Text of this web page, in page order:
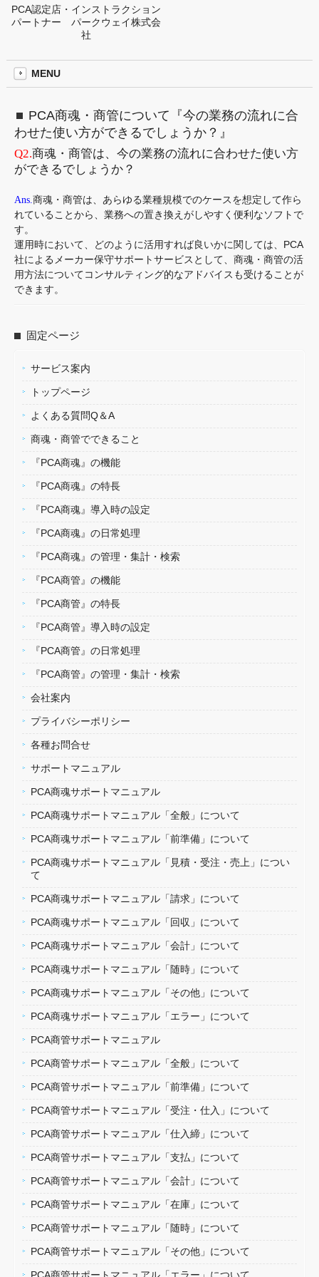
PCA認定店・インストラクション
パートナー パークウェイ株式会
社
MENU
PCA商魂・商管について『今の業務の流れに合
わせた使い方ができるでしょうか？』
Q2.商魂・商管は、今の業務の流れに合わせた使い方
ができるでしょうか？
Ans.商魂・商管は、あらゆる業種規模でのケースを想定して作ら
れていることから、業務への置き換えがしやすく便利なソフトで
す。
運用時において、どのように活用すれば良いかに関しては、PCA
社によるメーカー保守サポートサービスとして、商魂・商管の活
用方法についてコンサルティング的なアドバイスも受けることが
できます。
固定ページ
サービス案内
トップページ
よくある質問Q＆A
商魂・商管でできること
『PCA商魂』の機能
『PCA商魂』の特長
『PCA商魂』導入時の設定
『PCA商魂』の日常処理
『PCA商魂』の管理・集計・検索
『PCA商管』の機能
『PCA商管』の特長
『PCA商管』導入時の設定
『PCA商管』の日常処理
『PCA商管』の管理・集計・検索
会社案内
プライバシーポリシー
各種お問合せ
サポートマニュアル
PCA商魂サポートマニュアル
PCA商魂サポートマニュアル「全般」について
PCA商魂サポートマニュアル「前準備」について
PCA商魂サポートマニュアル「見積・受注・売上」につい
て
PCA商魂サポートマニュアル「請求」について
PCA商魂サポートマニュアル「回収」について
PCA商魂サポートマニュアル「会計」について
PCA商魂サポートマニュアル「随時」について
PCA商魂サポートマニュアル「その他」について
PCA商魂サポートマニュアル「エラー」について
PCA商管サポートマニュアル
PCA商管サポートマニュアル「全般」について
PCA商管サポートマニュアル「前準備」について
PCA商管サポートマニュアル「受注・仕入」について
PCA商管サポートマニュアル「仕入締」について
PCA商管サポートマニュアル「支払」について
PCA商管サポートマニュアル「会計」について
PCA商管サポートマニュアル「在庫」について
PCA商管サポートマニュアル「随時」について
PCA商管サポートマニュアル「その他」について